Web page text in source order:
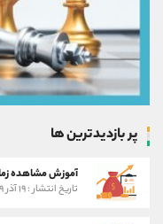
پر بازدیدترین ها
آموزش مشاهده
تاریخ انتشار : ۱۹ آذر ۱۳۹۹